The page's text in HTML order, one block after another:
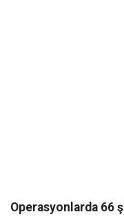
Operasyonlarda 66